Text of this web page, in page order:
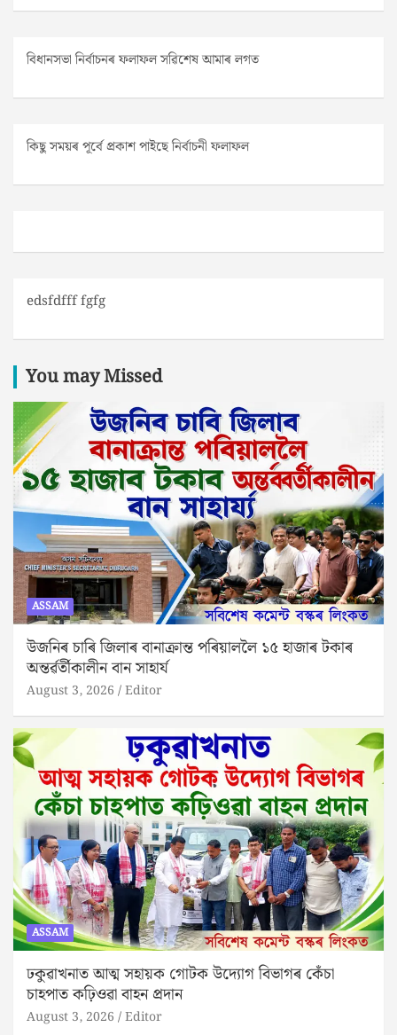
বিধানসভা নিৰ্বাচনৰ ফলাফল সৱিশেষ আমাৰ লগত
কিছু সময়ৰ পূৰ্বে প্ৰকাশ পাইছে নিৰ্বাচনী ফলাফল
edsfdfff fgfg
You may Missed
ASSAM
উজনিৰ চাৰি জিলাৰ বানাক্ৰান্ত পৰিয়াললৈ ১৫ হাজাৰ টকাৰ
অন্তৰ্ৱৰ্তীকালীন বান সাহাৰ্য
August 3, 2026 Editor
ASSAM
ঢকুৱাখনাত আত্ম সহায়ক গোটক উদ্যোগ বিভাগৰ কেঁচা
চাহপাত কঢ়িওৱা বাহন প্ৰদান
August 3, 2026 Editor